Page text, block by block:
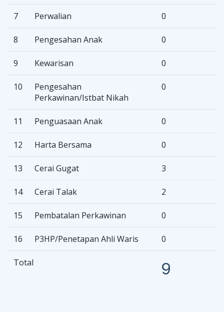
7 Perwalian 0
8 Pengesahan Anak 0
9 Kewarisan 0
10
Pengesahan
Perkawinan/Istbat Nikah
0
11 Penguasaan Anak 0
12 Harta Bersama 0
13 Cerai Gugat 3
14 Cerai Talak 2
15 Pembatalan Perkawinan 0
16 P3HP/Penetapan Ahli Waris 0
Total 9